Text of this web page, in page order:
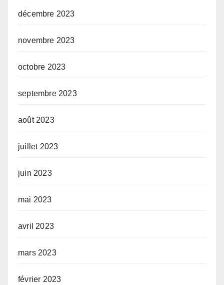
décembre 2023
novembre 2023
octobre 2023
septembre 2023
août 2023
juillet 2023
juin 2023
mai 2023
avril 2023
mars 2023
février 2023